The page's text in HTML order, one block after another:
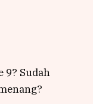
9? Sudah